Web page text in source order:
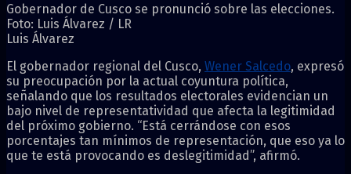
Gobernador de Cusco se pronunció sobre las elecciones.
Foto: Luis Álvarez / LR
Luis Álvarez
El gobernador regional del Cusco, Wener Salcedo, expresó
su preocupación por la actual coyuntura política,
señalando que los resultados electorales evidencian un
bajo nivel de representatividad que afecta la legitimidad
del próximo gobierno. “Está cerrándose con esos
porcentajes tan mínimos de representación, que eso ya lo
que te está provocando es deslegitimidad”, afirmó.